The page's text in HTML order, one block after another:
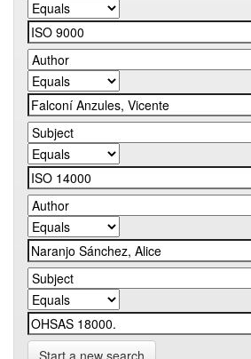
Start a new search